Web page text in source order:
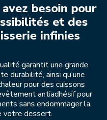
besoin pour
et des
infinies
garantit une grande
durabilité, ainsi qu’une
pour des cuissons
antiadhésif pour
sans endommager la
votre dessert.